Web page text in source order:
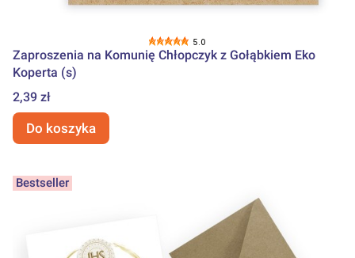
5.0
Zaproszenia na Komunię Chłopczyk z Gołąbkiem Eko
Koperta (s)
Cena
2,39 zł
Do koszyka
Bestseller